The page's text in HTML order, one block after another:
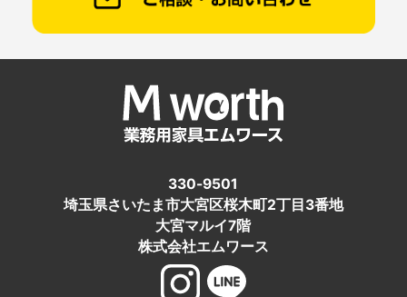
330-9501
埼玉県さいたま市大宮区桜木町2丁目3番地
大宮マルイ7階
株式会社エムワース